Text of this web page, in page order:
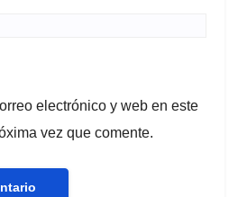
electrónico y web en este
vez que comente.